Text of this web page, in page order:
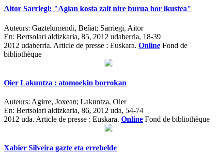
Aitor Sarriegi: "Agian kosta zait nire burua hor ikustea"
Auteurs: Gaztelumendi, Beñat; Sarriegi, Aitor
En: Bertsolari aldizkaria, 85, 2012 udaberria, 18-39
2012 udaberria. Article de presse : Euskara. Online Fond de
bibliothèque
Oier Lakuntza : atomoekin borrokan
Auteurs: Agirre, Joxean; Lakuntza, Oier
En: Bertsolari aldizkaria, 86, 2012 uda, 54-74
2012 uda. Article de presse : Euskara. Online Fond de bibliothèque
Xabier Silveira gazte eta errebelde